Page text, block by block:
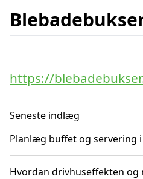
https://
Seneste indlæg
Planlæg buffet og servering
Hvordan drivhuseffekten